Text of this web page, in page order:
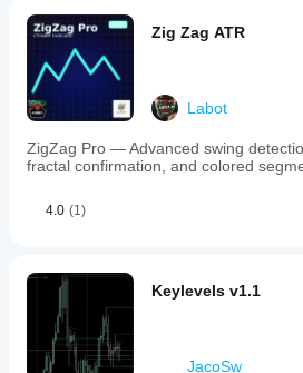
Zig Zag ATR
Labot
ZigZag Pro — Advanced swing
fractal confirmation, and colored
4.0 (1)
Keylevels v1.1
JacoSw